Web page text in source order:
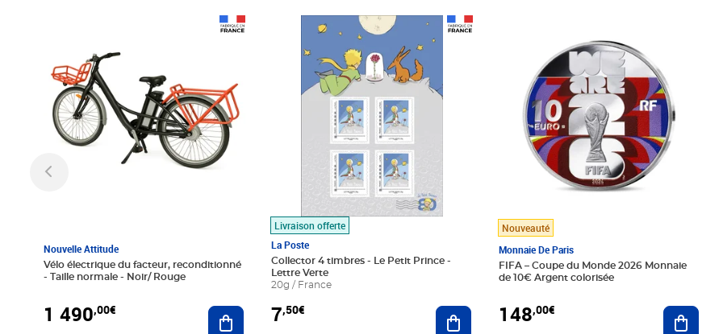
Nouvelle Attitude
Vélo électrique du facteur, reconditionné
- Taille normale - Noir/ Rouge
1 490,00€ Ajouter au panier
Livraison offerte
La Poste
Collector 4 timbres - Le Petit Prince -
Lettre Verte
20g / France
7,50€
Prix 7,50€
Ajouter au panier
Nouveauté
Monnaie De Paris
FIFA – Coupe du Monde 2026 Monnaie
de 10€ Argent colorisée
148,00€